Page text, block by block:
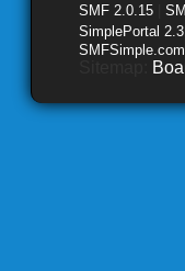
SMF 2.0.15
SimplePortal